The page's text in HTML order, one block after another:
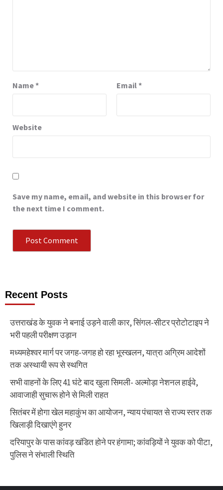
Name* Email *
Website
Save my name, email, and website in this browser for
the next time I comment.
Recent Posts
उत्तराखंड के युवक ने बनाई उड़ने वाली कार, सिंगल-सीटर प्रोटोटाइप ने
भरी पहली परीक्षण उड़ान
मध्यमहेश्वर मार्ग पर जगह-जगह हो रहा भूस्खलन, यात्रा अग्रिम आदेशों
तक अस्थायी रूप से स्थगित
सभी वाहनों के लिए 41 घंटे बाद खुला सिमली- अल्मोड़ा नेशनल हाईवे,
आवाजाही सुचारू होने से मिली राहत
सितंबर में होगा खेल महाकुंभ का आयोजन, न्याय पंचायत से राज्य स्तर तक
खिलाड़ी दिखाएंगे हुनर
दरियापुर के पास कांवड़ खंडित होने पर हंगामा; कांवड़ियों ने युवक को पीटा,
पुलिस ने संभाली स्थिति